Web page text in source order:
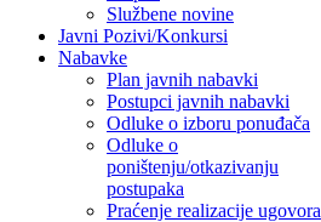
Službene novine
Javni Pozivi/Konkursi
Nabavke
Plan javnih nabavki
Postupci javnih nabavki
Odluke o izboru ponuđača
Odluke o
poništenju/otkazivanju
postupaka
Praćenje realizacije ugovora